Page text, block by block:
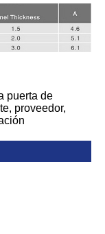
puerta de
proveedor,